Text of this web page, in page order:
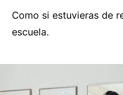
Como si estuvieras de
escuela.